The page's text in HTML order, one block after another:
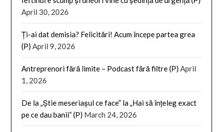
April 30, 2026
Ți-ai dat demisia? Felicitări! Acum începe partea grea
(P) April 9, 2026
Antreprenori fără limite – Podcast fără filtre (P) April
1, 2026
De la „Știe meseriașul ce face” la „Hai să înțeleg exact
pe ce dau banii” (P) March 24, 2026